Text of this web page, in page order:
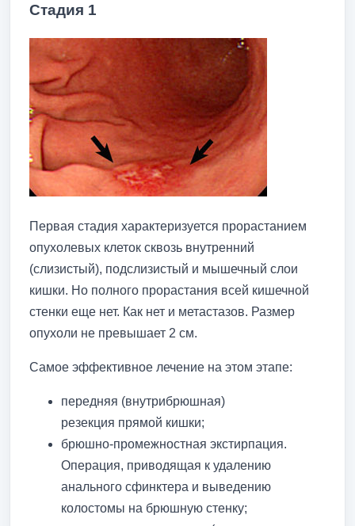
Стадия 1
Первая стадия характеризуется прорастанием
опухолевых клеток сквозь внутренний
(слизистый), подслизистый и мышечный слои
кишки. Но полного прорастания всей кишечной
стенки еще нет. Как нет и метастазов. Размер
опухоли не превышает 2 см.
Самое эффективное лечение на этом этапе:
передняя (внутрибрюшная)
резекция прямой кишки;
брюшно-промежностная экстирпация.
Операция, приводящая к удалению
анального сфинктера и выведению
колостомы на брюшную стенку;